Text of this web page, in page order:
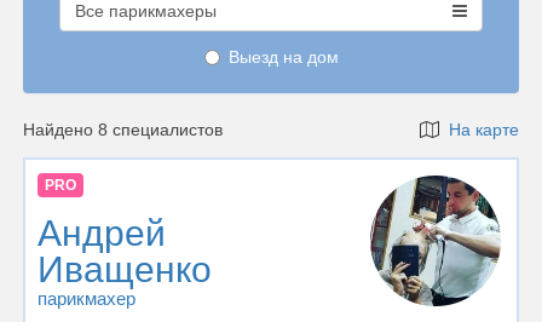
Все парикмахеры
Выезд на дом
Найдено 8 специалистов На карте
PRO
Андрей
Иващенко
парикмахер